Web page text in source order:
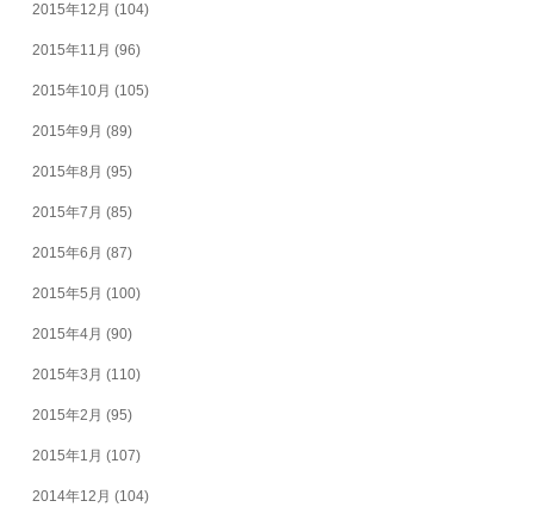
2015年12月 (104)
2015年11月 (96)
2015年10月 (105)
2015年9月 (89)
2015年8月 (95)
2015年7月 (85)
2015年6月 (87)
2015年5月 (100)
2015年4月 (90)
2015年3月 (110)
2015年2月 (95)
2015年1月 (107)
2014年12月 (104)